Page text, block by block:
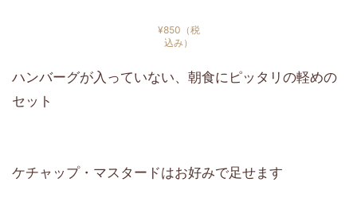
¥850（税
込み）
ハンバーグが入っていない、朝食にピッタリの軽めの
セット
ケチャップ・マスタードはお好みで足せます